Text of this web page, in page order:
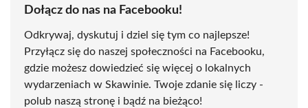
Dołącz do nas na Facebooku!
Odkrywaj, dyskutuj i dziel się tym co najlepsze!
Przyłącz się do naszej społeczności na Facebooku,
gdzie możesz dowiedzieć się więcej o lokalnych
wydarzeniach w Skawinie. Twoje zdanie się liczy -
polub naszą stronę i bądź na bieżąco!